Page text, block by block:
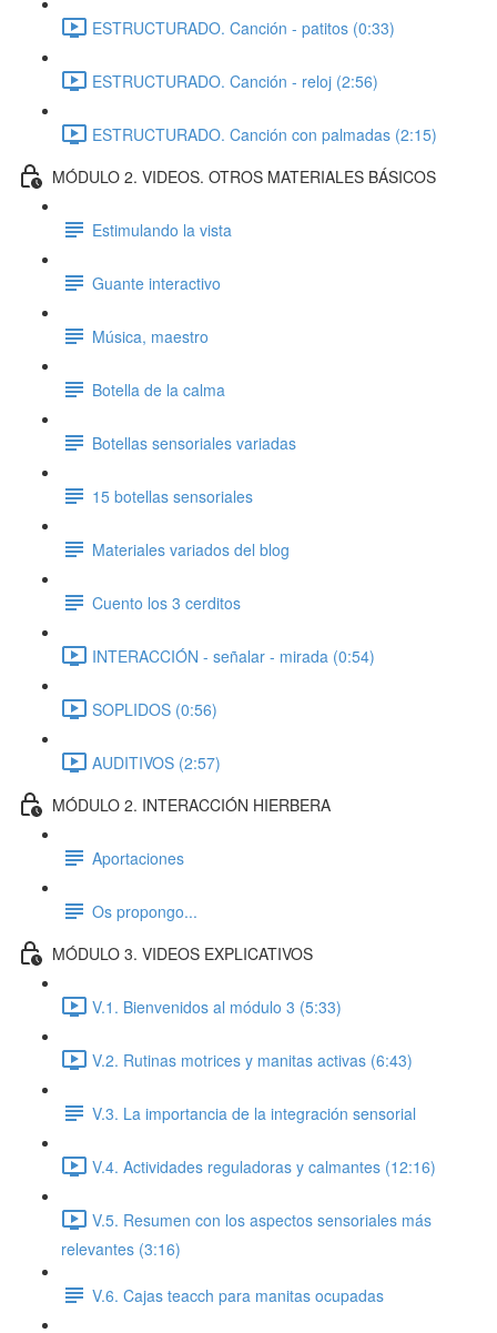
ESTRUCTURADO. Canción - patitos (0:33)
ESTRUCTURADO. Canción - reloj (2:56)
ESTRUCTURADO. Canción con palmadas (2:15)
MÓDULO 2. VIDEOS. OTROS MATERIALES BÁSICOS
Estimulando la vista
Guante interactivo
Música, maestro
Botella de la calma
Botellas sensoriales variadas
15 botellas sensoriales
Materiales variados del blog
Cuento los 3 cerditos
INTERACCIÓN - señalar - mirada (0:54)
SOPLIDOS (0:56)
AUDITIVOS (2:57)
MÓDULO 2. INTERACCIÓN HIERBERA
Aportaciones
Os propongo...
MÓDULO 3. VIDEOS EXPLICATIVOS
V.1. Bienvenidos al módulo 3 (5:33)
V.2. Rutinas motrices y manitas activas (6:43)
V.3. La importancia de la integración sensorial
V.4. Actividades reguladoras y calmantes (12:16)
V.5. Resumen con los aspectos sensoriales más
relevantes (3:16)
V.6. Cajas teacch para manitas ocupadas